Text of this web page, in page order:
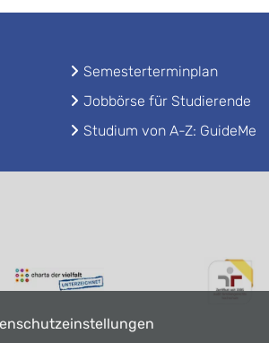
Semesterterminplan
Jobbörse für Studierende
Studium von A-Z: GuideMe